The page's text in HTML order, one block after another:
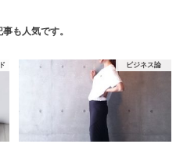
も人気です。
ビジネス論